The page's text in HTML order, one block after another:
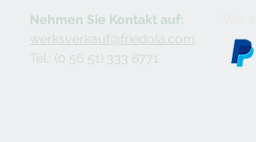
Nehmen Sie Kontakt auf:
werksverkauf@friedola.com
Tel.: (0 56 51) 333 8771